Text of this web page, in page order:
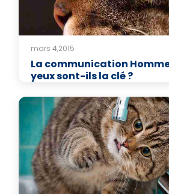
mars 4,2015
La communication
yeux sont-ils la clé ?